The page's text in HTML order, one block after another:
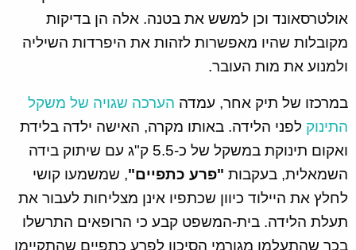
אולטרסאונד וכן למשש את בטנה. אלה הן בדיקות
מקובלות שהיו מאפשרות לזהות את היפרדות השיליה
ולמנוע את מות העובר.
במרכזו של תיק אחר, עמדה הערכה שגויה של משקל
התינוק לפני הלידה. באותו מקרה, האישה ילדה בלידת
ואקום תינוקת במשקל של כ-5.5 ק"ג עם שיתוק בידה
השמאלית, בעקבות "פרע כתפיים", שמשמעו קושי
לחלץ את היילוד כיוון שכתפיו אינן מצליחות לעבור את
תעלת הלידה. בית-המשפט קבע כי הרופאים התרשלו
בכך שהתעלמו מגורמי הסיכון לפרע כתפיים שהתקיימו